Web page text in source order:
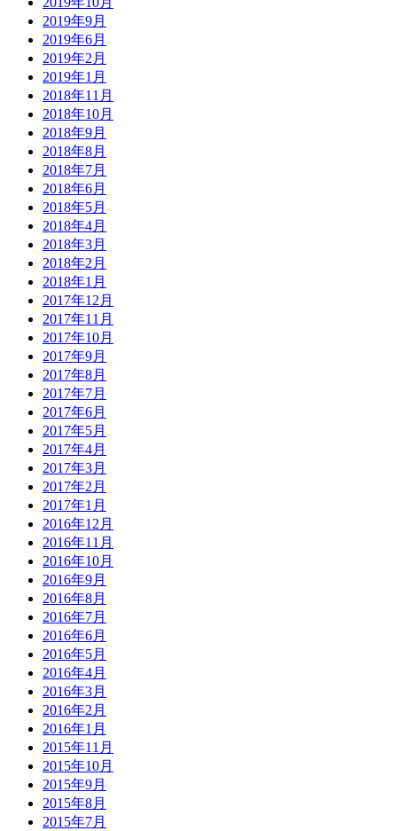
2019年9月
2019年6月
2019年2月
2019年1月
2018年11月
2018年10月
2018年9月
2018年8月
2018年7月
2018年6月
2018年5月
2018年4月
2018年3月
2018年2月
2018年1月
2017年12月
2017年11月
2017年10月
2017年9月
2017年8月
2017年7月
2017年6月
2017年5月
2017年4月
2017年3月
2017年2月
2017年1月
2016年12月
2016年11月
2016年10月
2016年9月
2016年8月
2016年7月
2016年6月
2016年5月
2016年4月
2016年3月
2016年2月
2016年1月
2015年11月
2015年10月
2015年9月
2015年8月
2015年7月